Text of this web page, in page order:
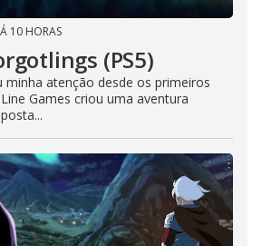
10 HORAS
(PS5)
minha atenção desde os primeiros
Games criou uma aventura